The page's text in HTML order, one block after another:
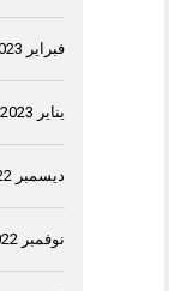
فبراير 2023
يناير 2023
ديسمبر 2022
نوفمبر 2022